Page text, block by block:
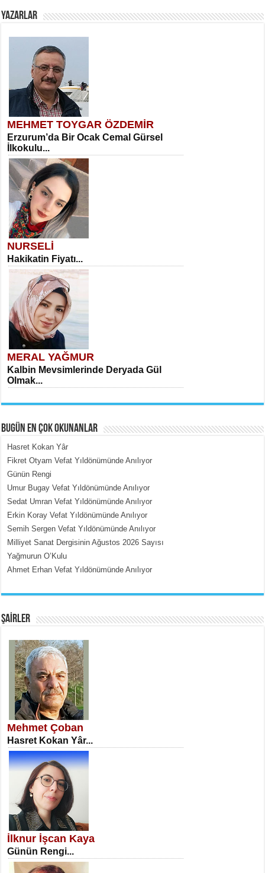
YAZARLAR
MEHMET TOYGAR ÖZDEMİR
Erzurum’da Bir Ocak Cemal Gürsel
İlkokulu...
NURSELİ
Hakikatin Fiyatı...
MERAL YAĞMUR
Kalbin Mevsimlerinde Deryada Gül
Olmak...
MEHMET ÇOBAN
İçerdeki Put Dışardaki Maskeler...
SATILMIŞ ÜMİT ÇETİNKAYA
Erkenlik...
NECLA DİLEK ARSLAN
Öğretmenler Günü Mahkemesi...
BUGÜN EN ÇOK OKUNANLAR
Hasret Kokan Yâr
Fikret Otyam Vefat Yıldönümünde Anılıyor
Günün Rengi
Umur Bugay Vefat Yıldönümünde Anılıyor
Sedat Umran Vefat Yıldönümünde Anılıyor
Erkin Koray Vefat Yıldönümünde Anılıyor
Semih Sergen Vefat Yıldönümünde Anılıyor
Milliyet Sanat Dergisinin Ağustos 2026 Sayısı
Yağmurun O’Kulu
Ahmet Erhan Vefat Yıldönümünde Anılıyor
ŞAİRLER
Mehmet Çoban
Hasret Kokan Yâr...
İlknur İşcan Kaya
Günün Rengi...